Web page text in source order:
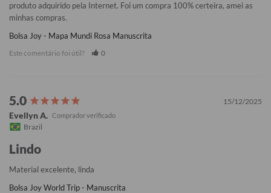
produto adquirido pela Internet. Foi um compra 100% certeira, amei as
minhas compras.
Bolsa Joy - Mapa Mundi Rosa Manuscrita
Este comentário foi útil? 0
15/12/2025
Evellyn A.
Brazil
Lindo
Material excelente, linda
Bolsa Joy World Trip - Manuscrita